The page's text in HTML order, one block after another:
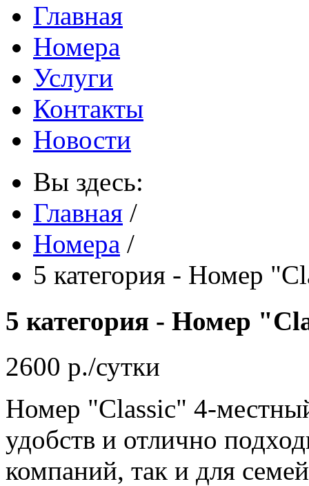
Главная
Номера
Услуги
Контакты
Новости
Вы здесь:
Главная /
Номера /
5 категория - Номер
5 категория - Номер
2600 р./сутки
Номер "Classic" 4-
удобств и отлично
компаний, так и для